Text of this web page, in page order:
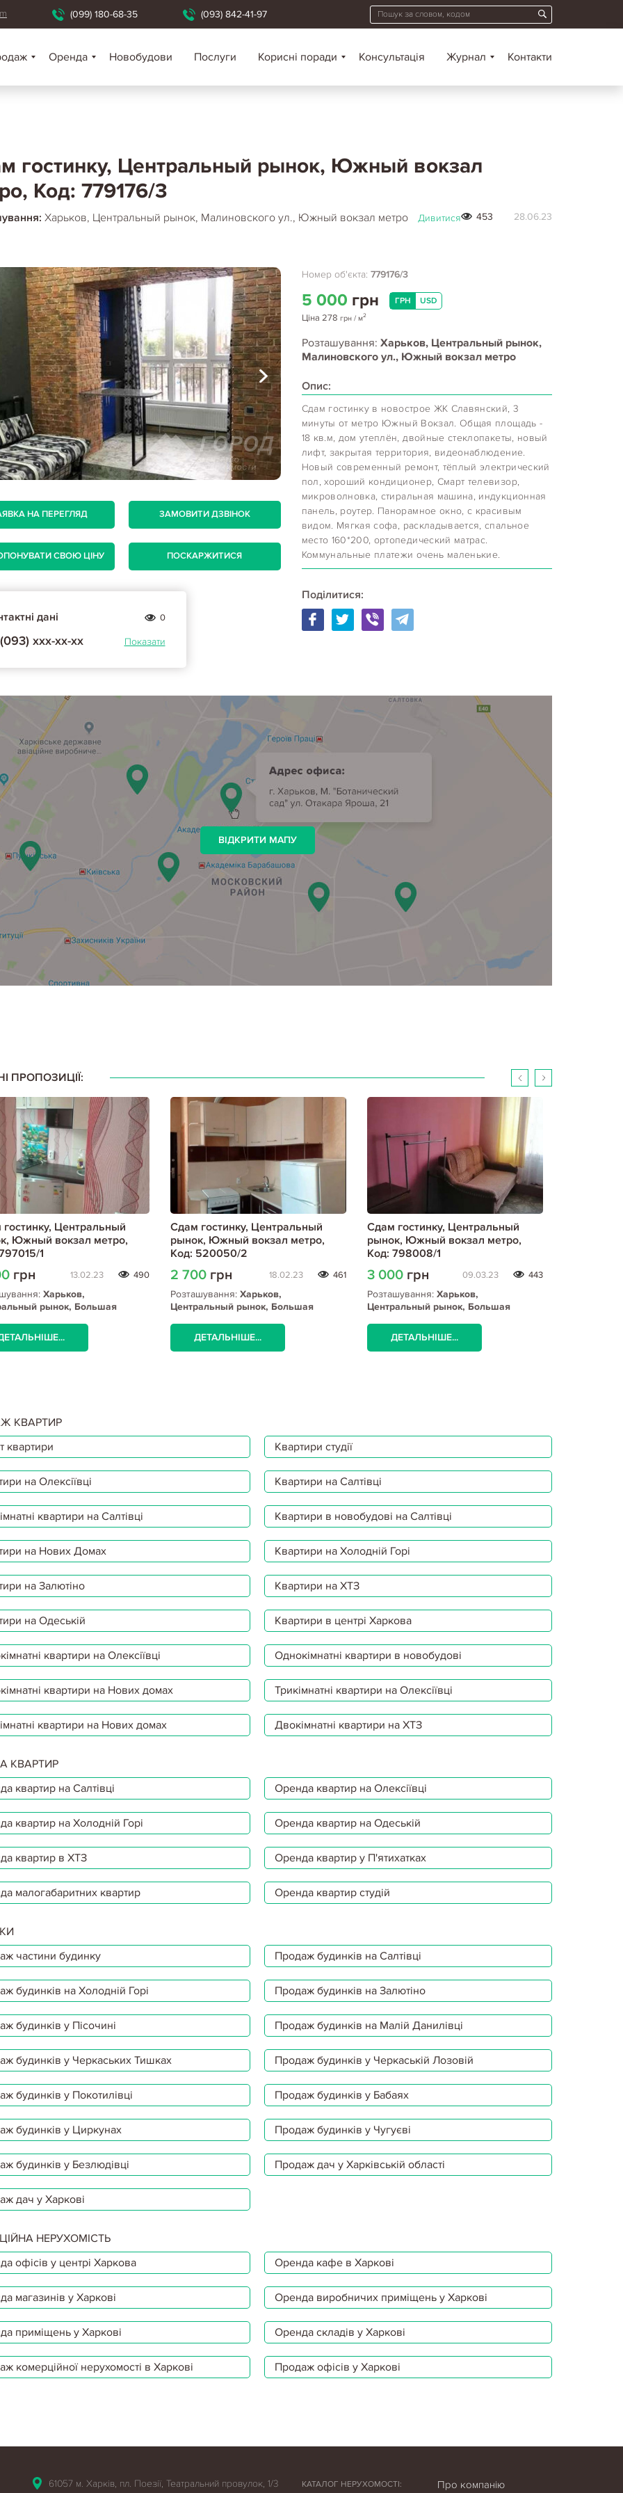
(099) 180-68-35 (093) 842-41-97
Оренда Новобудови Послуги Корисні поради Консультація Журнал Контакти
гостинку, Центральный рынок, Южный вокзал
Код: 779176/3
Харьков, Центральный рынок, Малиновского ул., Южный вокзал метро
Дивитися
453 28.06.23
НА ПЕРЕГЛЯД ЗАМОВИТИ ДЗВІНОК
СВОЮ ЦІНУ ПОСКАРЖИТИСЯ
дані 0
(093) ххх-хх-хх Показати
Номер об'єкта: 779176/3
5 000 грн ГРН USD
Ціна 278 грн/ м2
Розташування: Харьков, Центральный рынок,
Малиновского ул., Южный вокзал метро
Опис:
Сдам гостинку в новострое ЖК Славянский, 3
минуты от метро Южный Вокзал. Общая площадь -
18 кв.м, дом утеплён, двойные стеклопакеты, новый
лифт, закрытая территория, видеонаблюдение.
Новый современный ремонт, тёплый электрический
пол, хороший кондиционер, Смарт телевизор,
микроволновка, стиральная машина, индукционная
панель, роутер. Панорамное окно, с красивым
видом. Мягкая софа, раскладывается, спальное
место 160*200, ортопедический матрас.
Коммунальные платежи очень маленькие.
Поділитися:
ВІДКРИТИ МАПУ
ПРОПОЗИЦІЇ:
Центральный
Южный вокзал метро,
1
грн 13.02.23 490
Харьков,
рынок, Большая
Сдам гостинку, Центральный
рынок, Южный вокзал метро,
Код: 520050/2
2 700 грн 18.02.23 461
Розташування: Харьков,
Центральный рынок, Большая
метроДЕТАЛЬНІШЕ...
Сдам гостинку, Центральный
рынок, Южный вокзал метро,
Код: 798008/1
3 000 грн 09.03.23 443
Розташування: Харьков,
Центральный рынок, Большая
метроДЕТАЛЬНІШЕ...
КВАРТИР
квартири
Квартири студії
на Олексіївці Квартири на Салтівці
квартири на Салтівці Квартири в новобудові на Салтівці
на Нових Домах Квартири на Холодній Горі
на Залютіно Квартири на ХТЗ
на Одеській Квартири в центрі Харкова
квартири на Олексіївці Однокімнатні квартири в новобудові
квартири на Нових домах Трикімнатні квартири на Олексіївці
квартири на Нових домах Двокімнатні квартири на ХТЗ
КВАРТИР
квартир на Салтівці
Оренда квартир на Олексіївці
квартир на Холодній Горі Оренда квартир на Одеській
квартир в ХТЗ Оренда квартир у П'ятихатках
малогабаритних квартир Оренда квартир студій
частини будинку
Продаж будинків на Салтівці
будинків на Холодній Горі Продаж будинків на Залютіно
будинків у Пісочині Продаж будинків на Малій Данилівці
будинків у Черкаських Тишках Продаж будинків у Черкаській Лозовій
будинків у Покотилівці Продаж будинків у Бабаях
будинків у Циркунах Продаж будинків у Чугуєві
будинків у Безлюдівці Продаж дач у Харківській області
дач у Харкові
НЕРУХОМІСТЬ
офісів у центрі Харкова
Оренда кафе в Харкові
магазинів у Харкові Оренда виробничих приміщень у Харкові
приміщень у Харкові Оренда складів у Харкові
комерційної нерухомості в Харкові Продаж офісів у Харкові
61057 м. Харків, пл. Поезії, Театральний провулок, 1/3 КАТАЛОГ НЕРУХОМОСТІ: Про компанію